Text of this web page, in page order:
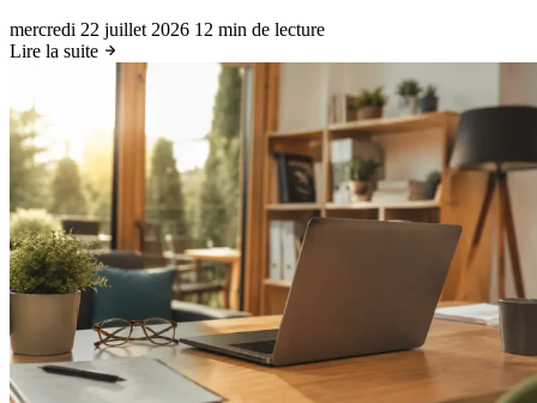
mercredi 22 juillet 2026 12 min de lecture
Lire la suite